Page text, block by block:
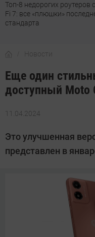
Топ-8 недорогих роутеров
Fi 7: все «плюшки»
стандарта
Новости
Еще один
доступный Moto
11.04.2024
Автор:
Калашников
Это улучшенная
представлен в